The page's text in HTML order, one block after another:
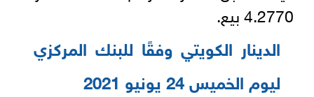
الدينار الكويتي وفقًا للبنك المركزي
ليوم الخميس 24 يونيو 2021‏‎